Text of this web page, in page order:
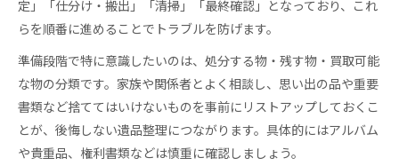
特殊清掃と遺品整理の違いと選び方の基準
遺品整理現場での消臭・除菌作業の重要性
特殊清掃依頼時の流れと費用の目安について
遺品整理と併用する特殊清掃のポイント
費用の相場と遺品整理の負担軽減ポイント
遺品整理にかかる費用と相場の目安を解説
定」「仕分け・搬出」「清掃」「最終確認」となっており、これ
らを順番に進めることでトラブルを防げます。
準備段階で特に意識したいのは、処分する物・残す物・買取可能
な物の分類です。家族や関係者とよく相談し、思い出の品や重要
書類など捨ててはいけないものを事前にリストアップしておくこ
とが、後悔しない遺品整理につながります。具体的にはアルバム
や貴重品、権利書類などは慎重に確認しましょう。